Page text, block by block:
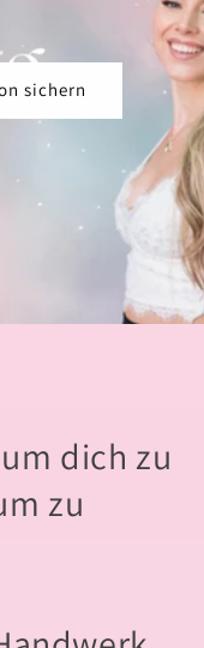
sichern
dich zu
zu